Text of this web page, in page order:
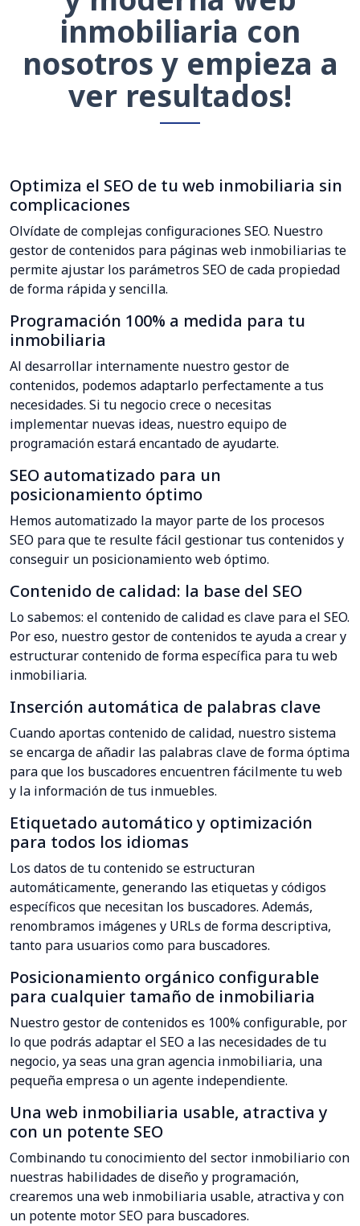
inmobiliaria con
nosotros y empieza a
ver resultados!
Optimiza el SEO de tu web inmobiliaria sin
complicaciones
Olvídate de complejas configuraciones SEO. Nuestro
gestor de contenidos para páginas web inmobiliarias te
permite ajustar los parámetros SEO de cada propiedad
de forma rápida y sencilla.
Programación 100% a medida para tu
inmobiliaria
Al desarrollar internamente nuestro gestor de
contenidos, podemos adaptarlo perfectamente a tus
necesidades. Si tu negocio crece o necesitas
implementar nuevas ideas, nuestro equipo de
programación estará encantado de ayudarte.
SEO automatizado para un
posicionamiento óptimo
Hemos automatizado la mayor parte de los procesos
SEO para que te resulte fácil gestionar tus contenidos y
conseguir un posicionamiento web óptimo.
Contenido de calidad: la base del SEO
Lo sabemos: el contenido de calidad es clave para el SEO.
Por eso, nuestro gestor de contenidos te ayuda a crear y
estructurar contenido de forma específica para tu web
inmobiliaria.
Inserción automática de palabras clave
Cuando aportas contenido de calidad, nuestro sistema
se encarga de añadir las palabras clave de forma óptima
para que los buscadores encuentren fácilmente tu web
y la información de tus inmuebles.
Etiquetado automático y optimización
para todos los idiomas
Los datos de tu contenido se estructuran
automáticamente, generando las etiquetas y códigos
específicos que necesitan los buscadores. Además,
renombramos imágenes y URLs de forma descriptiva,
tanto para usuarios como para buscadores.
Posicionamiento orgánico configurable
para cualquier tamaño de inmobiliaria
Nuestro gestor de contenidos es 100% configurable, por
lo que podrás adaptar el SEO a las necesidades de tu
negocio, ya seas una gran agencia inmobiliaria, una
pequeña empresa o un agente independiente.
Una web inmobiliaria usable, atractiva y
con un potente SEO
Combinando tu conocimiento del sector inmobiliario con
nuestras habilidades de diseño y programación,
crearemos una web inmobiliaria usable, atractiva y con
un potente motor SEO para buscadores.